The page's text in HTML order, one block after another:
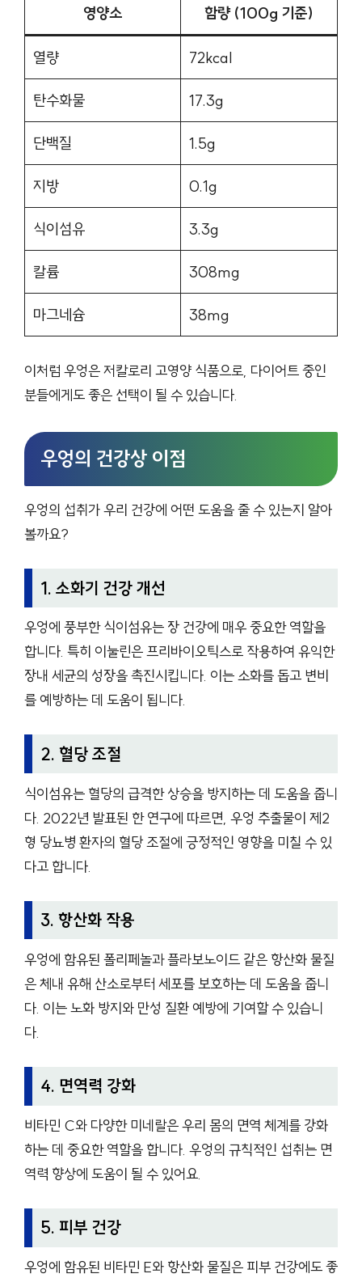
영양소 함량 (100g 기준)
열량 72kcal
탄수화물 17.3g
단백질 1.5g
지방 0.1g
식이섬유 3.3g
칼륨 308mg
마그네슘 38mg
이처럼 우엉은 저칼로리 고영양 식품으로, 다이어트 중인
분들에게도 좋은 선택이 될 수 있습니다.
우엉의 건강상 이점
우엉의 섭취가 우리 건강에 어떤 도움을 줄 수 있는지 알아
볼까요?
1. 소화기 건강 개선
우엉에 풍부한 식이섬유는 장 건강에 매우 중요한 역할을
합니다. 특히 이눌린은 프리바이오틱스로 작용하여 유익한
장내 세균의 성장을 촉진시킵니다. 이는 소화를 돕고 변비
를 예방하는 데 도움이 됩니다.
2. 혈당 조절
식이섬유는 혈당의 급격한 상승을 방지하는 데 도움을 줍니
다. 2022년 발표된 한 연구에 따르면, 우엉 추출물이 제2
형 당뇨병 환자의 혈당 조절에 긍정적인 영향을 미칠 수 있
다고 합니다.
3. 항산화 작용
우엉에 함유된 폴리페놀과 플라보노이드 같은 항산화 물질
은 체내 유해 산소로부터 세포를 보호하는 데 도움을 줍니
다. 이는 노화 방지와 만성 질환 예방에 기여할 수 있습니
다.
4. 면역력 강화
비타민 C와 다양한 미네랄은 우리 몸의 면역 체계를 강화
하는 데 중요한 역할을 합니다. 우엉의 규칙적인 섭취는 면
역력 향상에 도움이 될 수 있어요.
5. 피부 건강
우엉에 함유된 비타민 E와 항산화 물질은 피부 건강에도 좋